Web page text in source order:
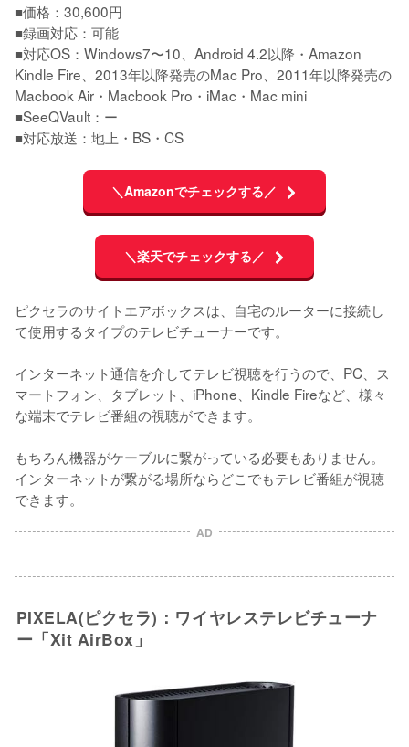
■価格：30,600円
■録画対応：可能
■対応OS：Windows7〜10、Android 4.2以降・Amazon
Kindle Fire、2013年以降発売のMac Pro、2011年以降発売の
Macbook Air・Macbook Pro・iMac・Mac mini
■SeeQVault：ー
■対応放送：地上・BS・CS
＼Amazonでチェックする／
＼楽天でチェックする／
ピクセラのサイトエアボックスは、自宅のルーターに接続し
て使用するタイプのテレビチューナーです。
インターネット通信を介してテレビ視聴を行うので、PC、ス
マートフォン、タブレット、iPhone、Kindle Fireなど、様々
な端末でテレビ番組の視聴ができます。
もちろん機器がケーブルに繋がっている必要もありません。
インターネットが繋がる場所ならどこでもテレビ番組が視聴
できます。
AD
PIXELA(ピクセラ)：ワイヤレステレビチューナ
ー「Xit AirBox」